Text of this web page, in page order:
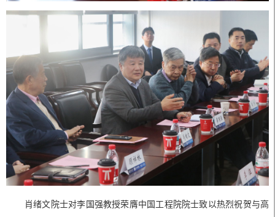
肖绪文院士对李国强教授荣膺中国工程院院士致以热烈祝贺与高